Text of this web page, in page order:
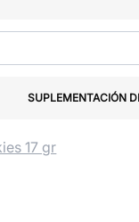
SUPLEMENTACIÓN
17 gr